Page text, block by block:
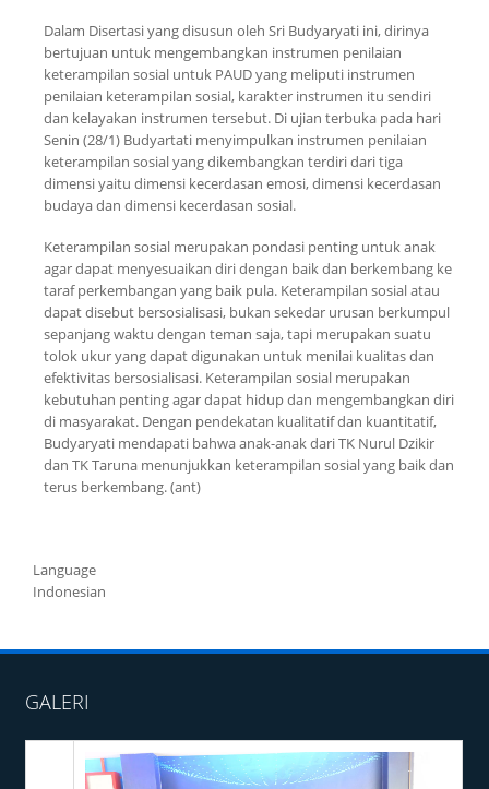
Dalam Disertasi yang disusun oleh Sri Budyaryati ini, dirinya
bertujuan untuk mengembangkan instrumen penilaian
keterampilan sosial untuk PAUD yang meliputi instrumen
penilaian keterampilan sosial, karakter instrumen itu sendiri
dan kelayakan instrumen tersebut. Di ujian terbuka pada hari
Senin (28/1) Budyartati menyimpulkan instrumen penilaian
keterampilan sosial yang dikembangkan terdiri dari tiga
dimensi yaitu dimensi kecerdasan emosi, dimensi kecerdasan
budaya dan dimensi kecerdasan sosial.
Keterampilan sosial merupakan pondasi penting untuk anak
agar dapat menyesuaikan diri dengan baik dan berkembang ke
taraf perkembangan yang baik pula. Keterampilan sosial atau
dapat disebut bersosialisasi, bukan sekedar urusan berkumpul
sepanjang waktu dengan teman saja, tapi merupakan suatu
tolok ukur yang dapat digunakan untuk menilai kualitas dan
efektivitas bersosialisasi. Keterampilan sosial merupakan
kebutuhan penting agar dapat hidup dan mengembangkan diri
di masyarakat. Dengan pendekatan kualitatif dan kuantitatif,
Budyaryati mendapati bahwa anak-anak dari TK Nurul Dzikir
dan TK Taruna menunjukkan keterampilan sosial yang baik dan
terus berkembang. (ant)
Language
Indonesian
GALERI